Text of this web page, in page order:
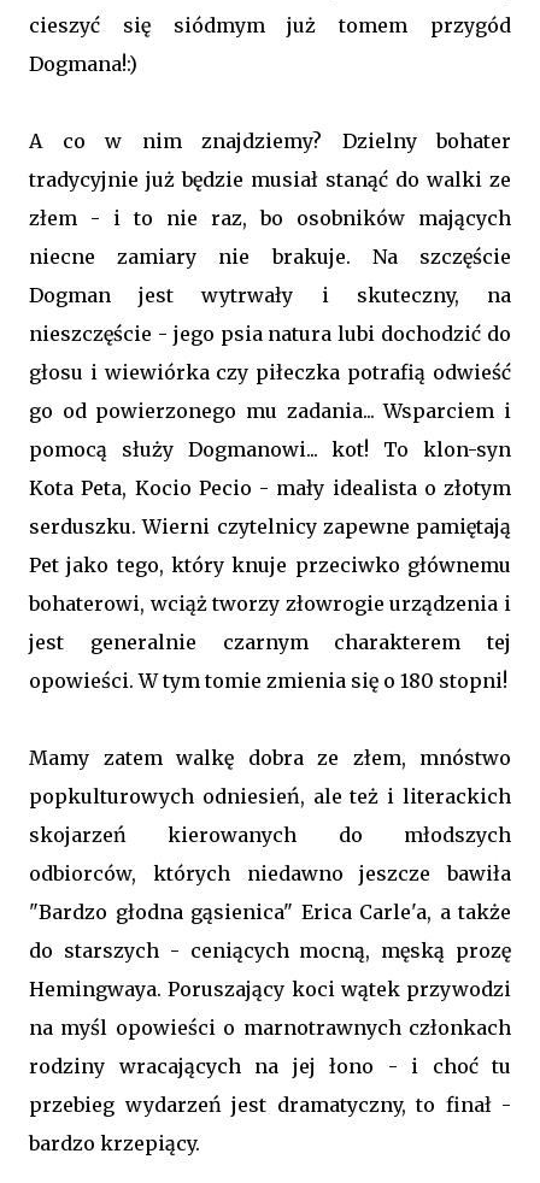
cieszyć się siódmym już tomem przygód
Dogmana!:)
A co w nim znajdziemy? Dzielny bohater
tradycyjnie już będzie musiał stanąć do walki ze
złem - i to nie raz, bo osobników mających
niecne zamiary nie brakuje. Na szczęście
Dogman jest wytrwały i skuteczny, na
nieszczęście - jego psia natura lubi dochodzić do
głosu i wiewiórka czy piłeczka potrafią odwieść
go od powierzonego mu zadania... Wsparciem i
pomocą służy Dogmanowi... kot! To klon-syn
Kota Peta, Kocio Pecio - mały idealista o złotym
serduszku. Wierni czytelnicy zapewne pamiętają
Pet jako tego, który knuje przeciwko głównemu
bohaterowi, wciąż tworzy złowrogie urządzenia i
jest generalnie czarnym charakterem tej
opowieści. W tym tomie zmienia się o 180 stopni!
Mamy zatem walkę dobra ze złem, mnóstwo
popkulturowych odniesień, ale też i literackich
skojarzeń kierowanych do młodszych
odbiorców, których niedawno jeszcze bawiła
"Bardzo głodna gąsienica" Erica Carle'a, a także
do starszych - ceniących mocną, męską prozę
Hemingwaya. Poruszający koci wątek przywodzi
na myśl opowieści o marnotrawnych członkach
rodziny wracających na jej łono - i choć tu
przebieg wydarzeń jest dramatyczny, to finał -
bardzo krzepiący.